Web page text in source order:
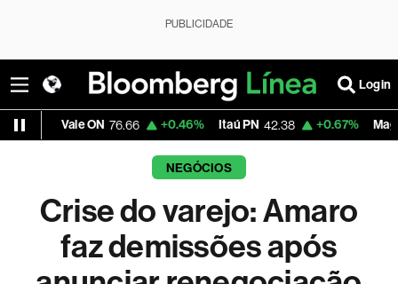
PUBLICIDADE
Login
+0.46% Itaú PN 42.38 +0.67% Magalu 4.79 -
NEGÓCIOS
Crise do varejo: Amaro
faz demissões após